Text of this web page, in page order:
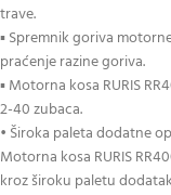
trave.
▪ Spremnik goriva
praćenje razine goriva.
▪ Motorna kosa RURIS
2-40 zubaca.
• Široka paleta dodatne
Motorna kosa RURIS
kroz široku paletu